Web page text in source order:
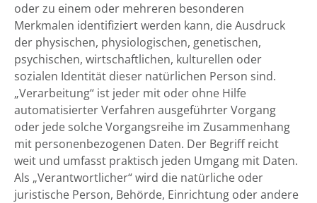
oder zu einem oder mehreren besonderen
Merkmalen identifiziert werden kann, die Ausdruck
der physischen, physiologischen, genetischen,
psychischen, wirtschaftlichen, kulturellen oder
sozialen Identität dieser natürlichen Person sind.
„Verarbeitung“ ist jeder mit oder ohne Hilfe
automatisierter Verfahren ausgeführter Vorgang
oder jede solche Vorgangsreihe im Zusammenhang
mit personenbezogenen Daten. Der Begriff reicht
weit und umfasst praktisch jeden Umgang mit Daten.
Als „Verantwortlicher“ wird die natürliche oder
juristische Person, Behörde, Einrichtung oder andere